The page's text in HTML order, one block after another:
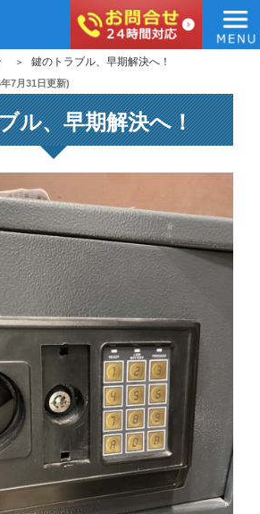
鍵のトラブル、早期解決へ！
7月31日更新)
ル、早期解決へ！